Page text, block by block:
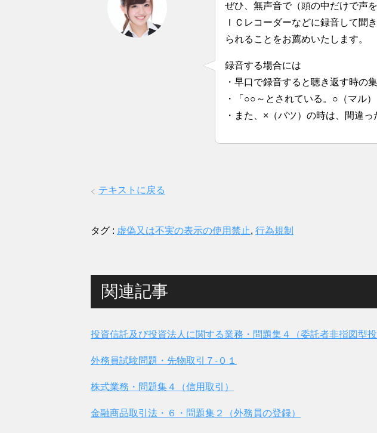
ぜひ、無声音で（頭の中だけで声
ＩＣレコーダーなどに録音して聞
られることをお薦めいたします。
録音する場合には
・早口で録音すると聴き返す時の
・「○○～とされている。○（マル
・また、×（バツ）の時は、間違
テキストに戻る
タグ : 虚偽又は不実の表示の使用禁止, 行為規制
関連記事
投資信託及び投資法人に関する業務・問題集４（委託者非指図型投
外務員試験問題・先物取引７-０１
株式業務・問題集４（信用取引）
金融商品取引法・６・問題集２（外務員の登録）